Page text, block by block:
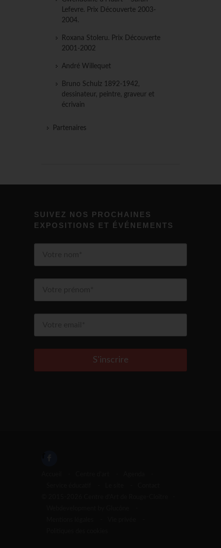
Lefevre. Prix Découverte 2003-
2004.
Roxana Stoleru. Prix Découverte
2001-2002
André Willequet
Bruno Schulz 1892-1942,
dessinateur, peintre, graveur et
écrivain
Partenaires
SUIVEZ NOS PROCHAINES
EXPOSITIONS ET ÉVÉNEMENTS
S'inscrire